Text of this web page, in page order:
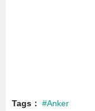
Tags #Anker